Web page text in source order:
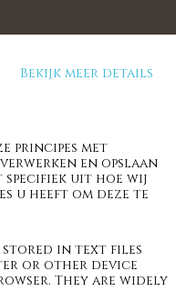
Bekijk meer details
principes met
en opslaan
specifiek uit hoe wij
u heeft om deze te
stored in text files
or other device
They are widely